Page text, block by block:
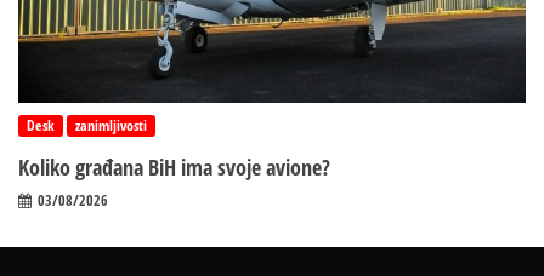
Desk zanimljivosti
Koliko građana BiH ima svoje avione?
03/08/2026